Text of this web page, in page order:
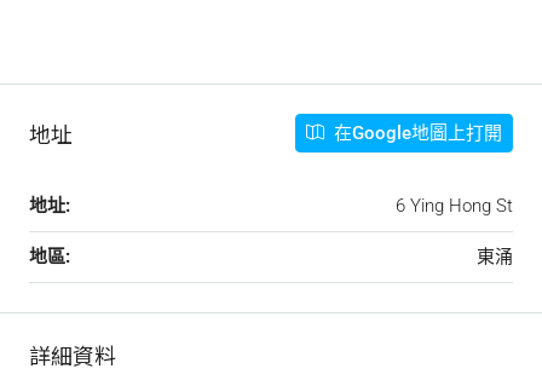
地址 在Google地圖上打開
地址: 6 Ying Hong St
地區: 東涌
詳細資料